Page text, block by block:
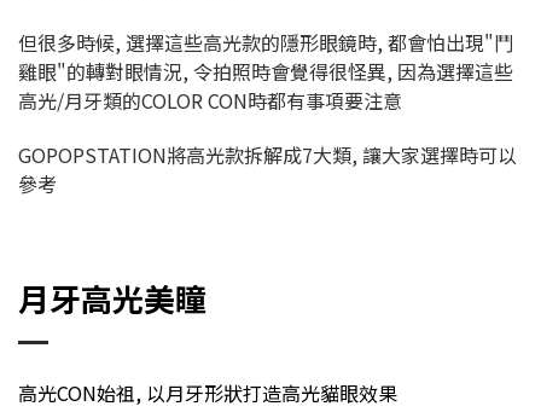
但很多時候, 選擇這些高光款的隱形眼鏡時, 都會怕出現"鬥
雞眼"的轉對眼情況, 令拍照時會覺得很怪異, 因為選擇這些
高光/月牙類的COLOR CON時都有事項要注意
GOPOPSTATION將高光款拆解成7大類, 讓大家選擇時可以
參考
月牙高光美瞳
高光CON始祖, 以月牙形狀打造高光貓眼效果